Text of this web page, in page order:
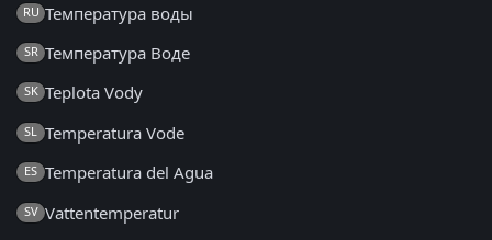
RU Температура воды
SR Температура Воде
SK Teplota Vody
SL Temperatura Vode
ES Temperatura del Agua
SV Vattentemperatur